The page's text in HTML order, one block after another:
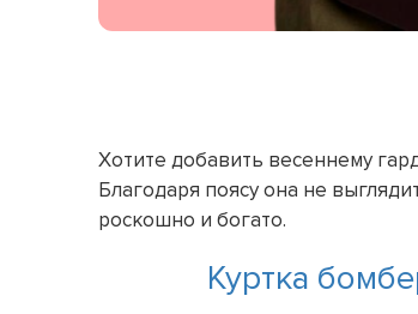
Хотите добавить весеннему
Благодаря поясу она не
роскошно и богато.
Куртка